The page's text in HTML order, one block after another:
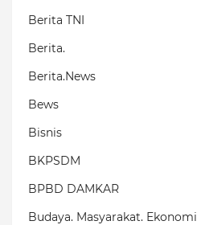
Berita TNI
Berita.
Berita.News
Bews
Bisnis
BKPSDM
BPBD DAMKAR
Budaya. Masyarakat. Ekonomi